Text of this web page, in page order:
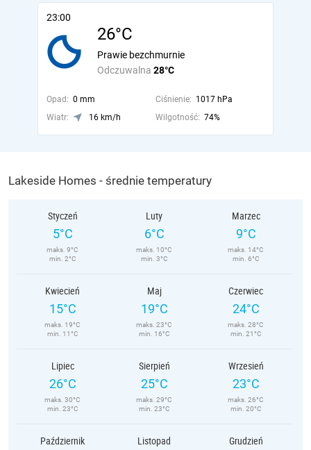
23:00
26°C
Odczuwalna 28°C
Prawie bezchmurnie
Opad: 0 mm Ciśnienie: 1017 hPa
Wiatr:
16 km/h Wilgotność: 74%
Lakeside Homes - średnie temperatury
Styczeń
5°C
maks. 9°C
min. 2°C
Luty
6°C
maks. 10°C
min. 3°C
Marzec
9°C
maks. 14°C
min. 6°C
Kwiecień
15°C
maks. 19°C
min. 11°C
Maj
19°C
maks. 23°C
min. 16°C
Czerwiec
24°C
maks. 28°C
min. 21°C
Lipiec
26°C
maks. 30°C
min. 23°C
Sierpień
25°C
maks. 29°C
min. 23°C
Wrzesień
23°C
maks. 26°C
min. 20°C
Październik Listopad Grudzień